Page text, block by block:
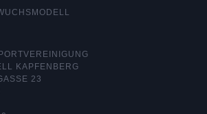
KAPFENBERG
23